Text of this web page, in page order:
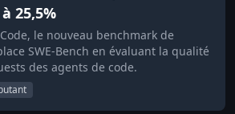
25,5%
le nouveau benchmark de
SWE-Bench en évaluant la qualité
des agents de code.